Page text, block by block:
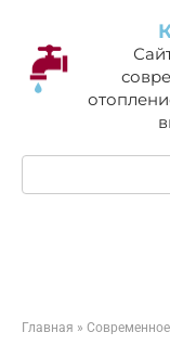
контенту
Поиск:
Главная »